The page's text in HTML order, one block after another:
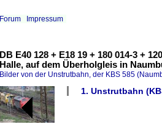
Forum Impressum
DB E40 128 + E18 19 + 180 014-3 +
Halle, auf dem Überholgleis in
Bilder von der Unstrutbahn, der KBS 585
1. Unstrutbahn